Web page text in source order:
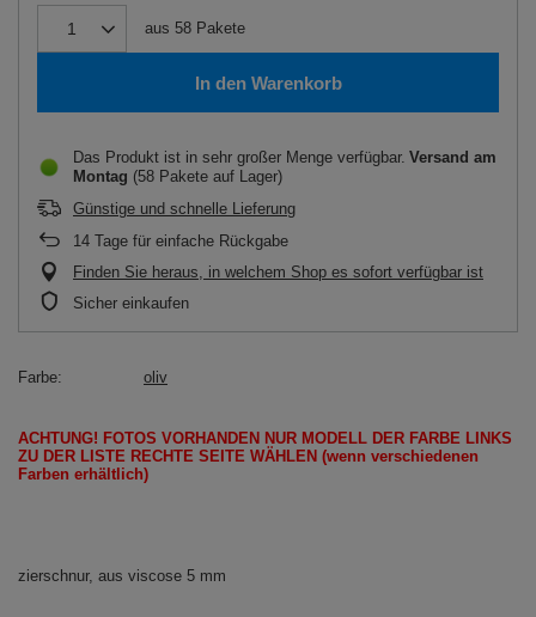
aus 58 Pakete
In den Warenkorb
Das Produkt ist in sehr großer Menge verfügbar Versand am
Montag (58 Pakete auf Lager)
Günstige und schnelle Lieferung
14 Tage für einfache Rückgabe
Finden Sie heraus, in welchem Shop es sofort verfügbar ist
Sicher einkaufen
Farbe oliv
ACHTUNG! FOTOS VORHANDEN NUR MODELL DER FARBE LINKS
ZU DER LISTE RECHTE SEITE WÄHLEN (wenn verschiedenen
Farben erhältlich)
zierschnur, aus viscose 5 mm